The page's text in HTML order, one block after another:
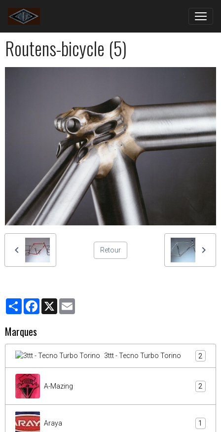
Routens-bicycle (5)
Retour
PartagerFacebook
X
Marques
3ttt - Tecno Turbo Torino 2
A-Mazing 2
Araya 1